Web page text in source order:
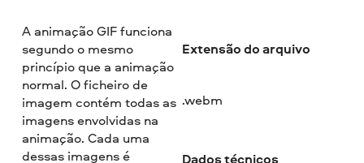
A animação GIF funciona
segundo o mesmo
princípio que a animação
normal. O ficheiro de
imagem contém todas as
imagens envolvidas na
animação. Cada uma
dessas imagens é
Extensão do arquivo
.webm
Dados técnicos